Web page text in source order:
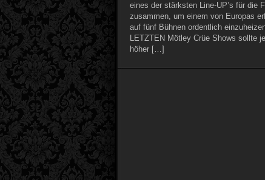
eines der stärksten Line-UP’s für die
zusammen, um einem von Europas
auf fünf Bühnen ordentlich
LETZTEN Mötley Crüe Shows sollte
höher […]